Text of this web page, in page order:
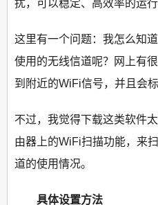
扰，可以稳定、高效率的运行
这里有一个问题：我怎么知
使用的无线信道呢？网上有
到附近的WiFi信号，并且会
不过，我觉得下载这类软件
由器上的WiFi扫描功能，来
道的使用情况。
具体设置方法